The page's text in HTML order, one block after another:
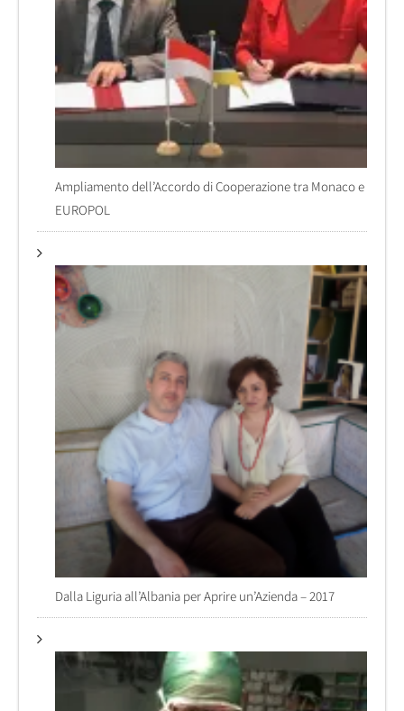
Ampliamento dell’Accordo di Cooperazione tra Monaco e
EUROPOL
Dalla Liguria all’Albania per Aprire un’Azienda – 2017